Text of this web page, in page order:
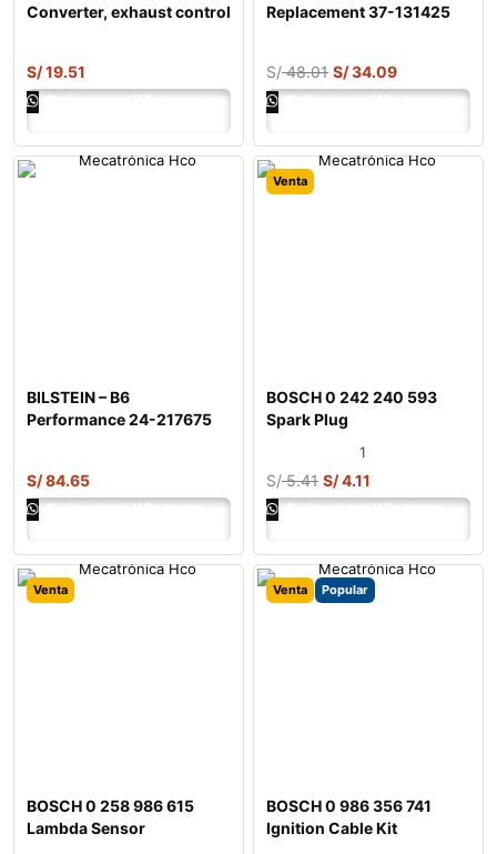
Converter, exhaust control
S/19.51
Ordenar por Whatsapp
Replacement 37-131425
S/48.01 S/34.09
Ordenar por Whatsapp
BILSTEIN – B6
Performance 24-217675
S/84.65
Ordenar por Whatsapp
Venta
BOSCH 0 242 240 593
Spark Plug
1
S/5.41 S/4.11
Ordenar por Whatsapp
Venta
BOSCH 0 258 986 615
Lambda Sensor
Venta Popular
BOSCH 0 986 356 741
Ignition Cable Kit